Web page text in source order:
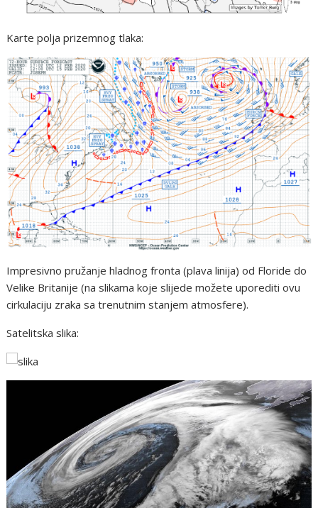
Karte polja prizemnog tlaka:
Impresivno pružanje hladnog fronta (plava linija) od Floride do
Velike Britanije (na slikama koje slijede možete uporediti ovu
cirkulaciju zraka sa trenutnim stanjem atmosfere).
Satelitska slika: